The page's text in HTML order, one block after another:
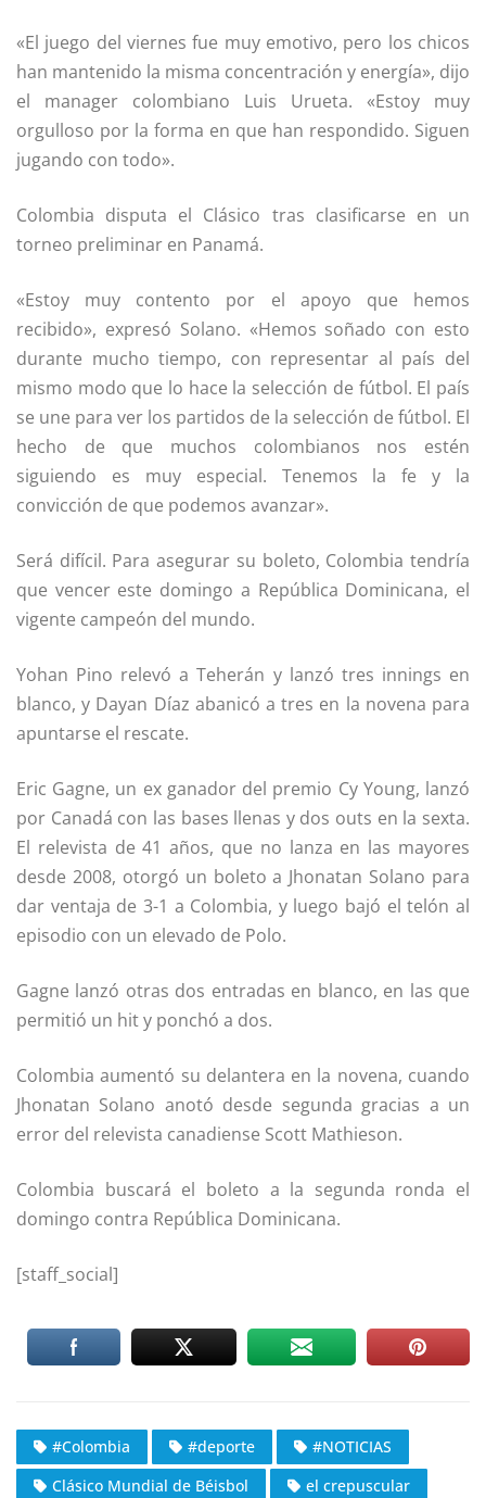
«El juego del viernes fue muy emotivo, pero los chicos
han mantenido la misma concentración y energía», dijo
el manager colombiano Luis Urueta. «Estoy muy
orgulloso por la forma en que han respondido. Siguen
jugando con todo».
Colombia disputa el Clásico tras clasificarse en un
torneo preliminar en Panamá.
«Estoy muy contento por el apoyo que hemos
recibido», expresó Solano. «Hemos soñado con esto
durante mucho tiempo, con representar al país del
mismo modo que lo hace la selección de fútbol. El país
se une para ver los partidos de la selección de fútbol. El
hecho de que muchos colombianos nos estén
siguiendo es muy especial. Tenemos la fe y la
convicción de que podemos avanzar».
Será difícil. Para asegurar su boleto, Colombia tendría
que vencer este domingo a República Dominicana, el
vigente campeón del mundo.
Yohan Pino relevó a Teherán y lanzó tres innings en
blanco, y Dayan Díaz abanicó a tres en la novena para
apuntarse el rescate.
Eric Gagne, un ex ganador del premio Cy Young, lanzó
por Canadá con las bases llenas y dos outs en la sexta.
El relevista de 41 años, que no lanza en las mayores
desde 2008, otorgó un boleto a Jhonatan Solano para
dar ventaja de 3-1 a Colombia, y luego bajó el telón al
episodio con un elevado de Polo.
Gagne lanzó otras dos entradas en blanco, en las que
permitió un hit y ponchó a dos.
Colombia aumentó su delantera en la novena, cuando
Jhonatan Solano anotó desde segunda gracias a un
error del relevista canadiense Scott Mathieson.
Colombia buscará el boleto a la segunda ronda el
domingo contra República Dominicana.
[staff_social]
#Colombia #deporte
#NOTICIAS
Clásico Mundial de Béisbol
el crepuscular